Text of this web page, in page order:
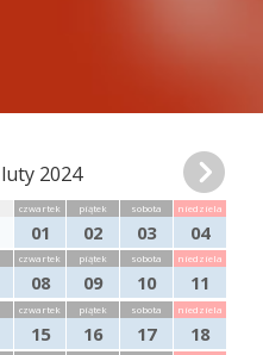
luty 2024
czwartek
01
piątek
02
sobota
03
niedziela
04
czwartek
08
piątek
09
sobota
10
niedziela
11
czwartek
15
piątek
16
sobota
17
niedziela
18